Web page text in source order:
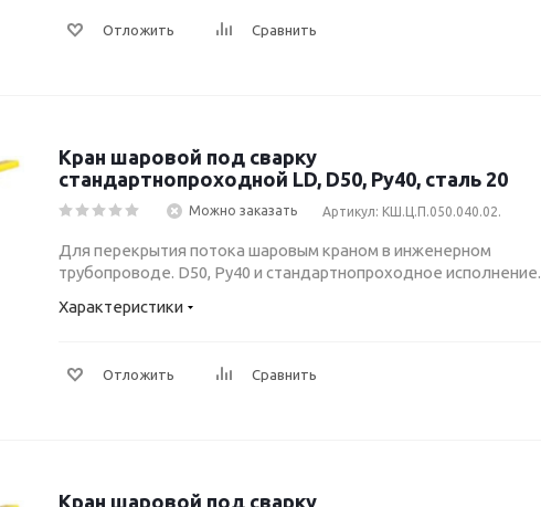
Отложить Сравнить
Кран шаровой под сварку
стандартнопроходной LD, D50, Ру40, сталь 20
Можно заказать Артикул: КШ.Ц.П.050.040.02.
Для перекрытия потока шаровым краном в инженерном
трубопроводе. D50, Ру40 и стандартнопроходное исполнение.
Характеристики
Отложить Сравнить
Кран шаровой под сварку